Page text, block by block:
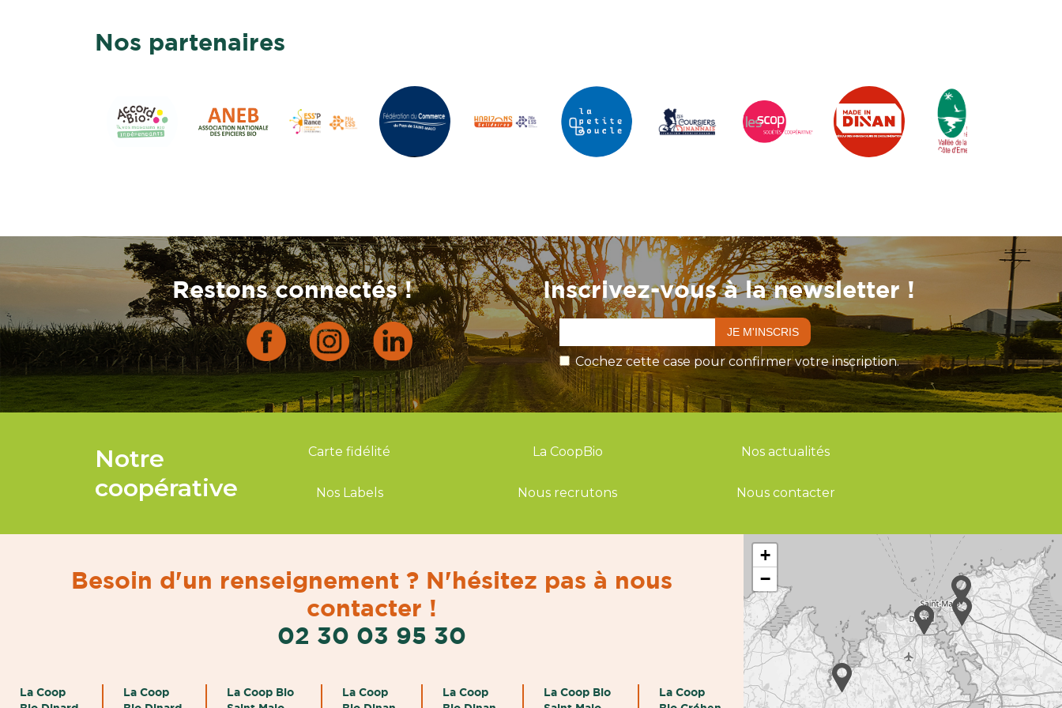
Nos partenaires
Restons connectés ! Inscrivez-vous à la newsletter !
Cochez cette case pour confirmer votre inscription.
Notre
coopérative
Carte fidélité La CoopBio Nos actualités
Nos Labels Nous recrutons Nous contacter
Besoin d'un renseignement ? N'hésitez pas à nous
contacter !
02 30 03 95 30
La Coop
La Coop
La Coop Bio
La Coop
La Coop
La Coop Bio
La Coop
+
−